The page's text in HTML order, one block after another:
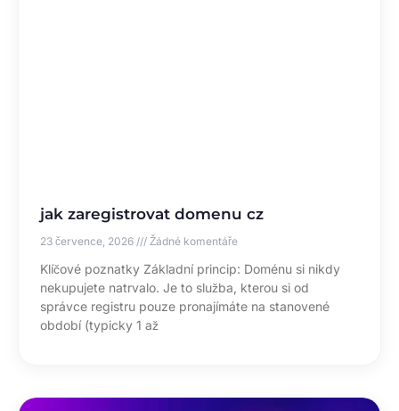
jak zaregistrovat domenu cz
23 července, 2026 Žádné komentáře
Klíčové poznatky Základní princip: Doménu si nikdy
nekupujete natrvalo. Je to služba, kterou si od
správce registru pouze pronajímáte na stanovené
období (typicky 1 až